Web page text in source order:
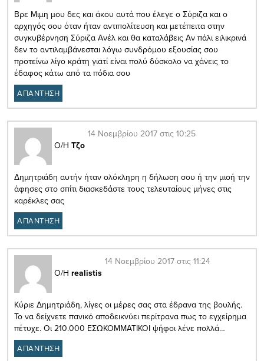
Βρε Μιμη μου δες και άκου αυτά που έλεγε ο Σύριζα και ο
αρχηγός σου όταν ήταν αντιπολίτευση και μετέπειτα στην
συγκυβέρνηση Σύριζα Ανέλ και θα καταλάβεις Αν πάλι ειλικρινά
δεν το αντιλαμβάνεσται λόγω συνδρόμου εξουσίας σου
προτείνω λίγο κράτη γιατί είναι πολύ δύσκολο να χάνεις το
έδαφος κάτω από τα πόδια σου
ΑΠΑΝΤΗΣΗ
Ο/Η Τζο
14 Νοεμβρίου 2017 στις 10:25
Δημητριάδη αυτήν ήταν ολόκληρη η δήλωση σου ή την μισή την
άφησες στο σπίτι διασκεδάστε τους τελευταίους μήνες στις
καρέκλες σας
ΑΠΑΝΤΗΣΗ
Ο/Η realistis
14 Νοεμβρίου 2017 στις 11:24
Κύριε Δημητριάδη, λίγες οι μέρες σας στα έδρανα της βουλής.
Το να δείχνετε πανικό αποδεικνύει περίτρανα πως το εγχείρημα
πέτυχε. Οι 210.000 ΕΣΩΚΟΜΜΑΤΙΚΟΙ ψήφοι λένε πολλά…
ΑΠΑΝΤΗΣΗ